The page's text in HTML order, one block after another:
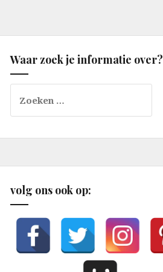
Waar zoek je informatie over?
naar:
volg ons ook op: